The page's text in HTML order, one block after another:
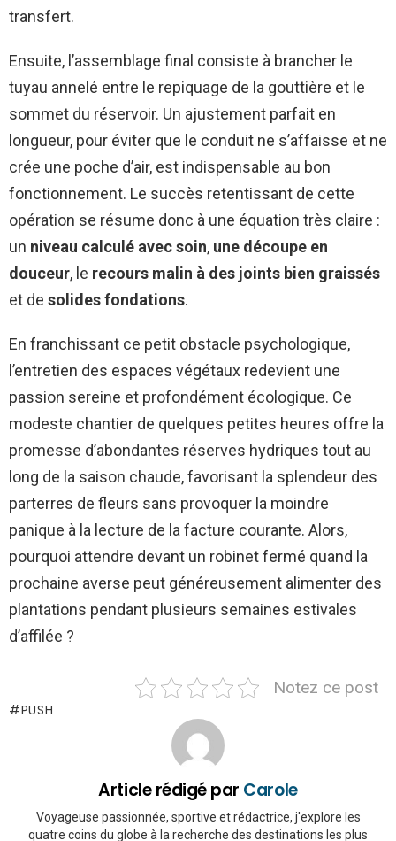
transfert.
Ensuite, l’assemblage final consiste à brancher le
tuyau annelé entre le repiquage de la gouttière et le
sommet du réservoir. Un ajustement parfait en
longueur, pour éviter que le conduit ne s’affaisse et ne
crée une poche d’air, est indispensable au bon
fonctionnement. Le succès retentissant de cette
opération se résume donc à une équation très claire :
un niveau calculé avec soin, une découpe en
douceur, le recours malin à des joints bien graissés
et de solides fondations.
En franchissant ce petit obstacle psychologique,
l’entretien des espaces végétaux redevient une
passion sereine et profondément écologique. Ce
modeste chantier de quelques petites heures offre la
promesse d’abondantes réserves hydriques tout au
long de la saison chaude, favorisant la splendeur des
parterres de fleurs sans provoquer la moindre
panique à la lecture de la facture courante. Alors,
pourquoi attendre devant un robinet fermé quand la
prochaine averse peut généreusement alimenter des
plantations pendant plusieurs semaines estivales
d’affilée ?
Notez ce post
PUSH
Article rédigé par Carole
Voyageuse passionnée, sportive et rédactrice, j'explore les
quatre coins du globe à la recherche des destinations les plus